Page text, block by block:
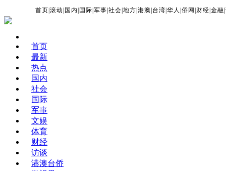
首页 |滚动 国内 国际 |军事 |社会 |地方 |港澳 台湾 |华人 |侨网 财经 |金融 |
首页
最新
热点
国内
社会
国际
军事
文娱
体育
财经
访谈
港澳台侨